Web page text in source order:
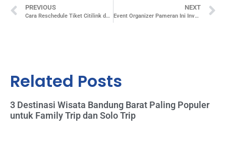
PREVIOUS
Cara Reschedule Tiket Citilink dengan Mudah dan Tenang
NEXT
Event Organizer Pameran Ini Investasi Branding yang Berdampak!
Related Posts
3 Destinasi Wisata Bandung Barat Paling Populer
untuk Family Trip dan Solo Trip